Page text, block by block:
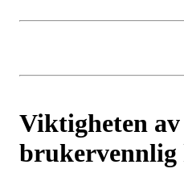
Viktigheten
brukervennlig